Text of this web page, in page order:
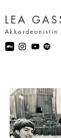
LEA
Akkordeonistin